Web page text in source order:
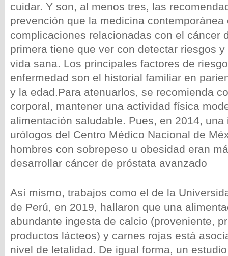
cuidar. Y son, al menos tres, las
prevención que la medicina contemporánea
complicaciones relacionadas con el cáncer
primera tiene que ver con detectar riesgos
vida sana. Los principales factores de
enfermedad son el historial familiar en
y la edad.Para atenuarlos, se recomienda
corporal, mantener una actividad física
alimentación saludable. Pues, en 2014,
urólogos del Centro Médico Nacional de
hombres con sobrepeso u obesidad eran
desarrollar cáncer de próstata avanzado
Así mismo, trabajos como el de la
de Perú, en 2019, hallaron que una
abundante ingesta de calcio (proveniente,
productos lácteos) y carnes rojas está
nivel de letalidad. De igual forma, un